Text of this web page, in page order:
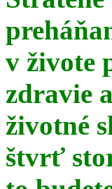
v živote
zdravie
životné
štvrť